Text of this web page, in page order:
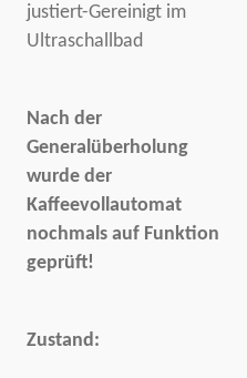
justiert-Gereinigt im
Ultraschallbad
Nach der
Generalüberholung
wurde der
Kaffeevollautomat
nochmals auf Funktion
geprüft!
Zustand: